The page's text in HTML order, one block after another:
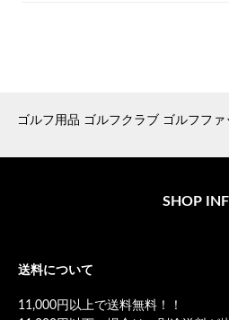
ゴルフ用品 ゴルフクラブ ゴルフフ
SHOP
送料について
11,000円以上で送料無料！！